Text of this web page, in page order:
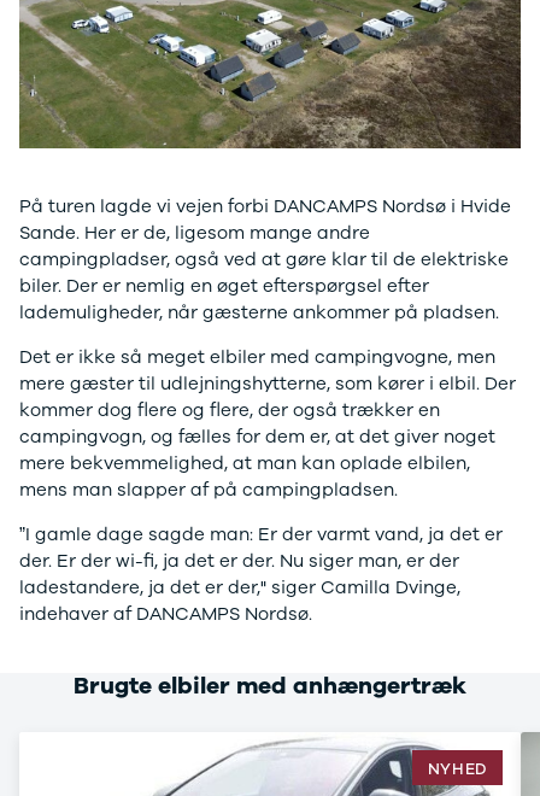
Sport
Lexus
Se alle Lexus
CT200h
Mazda
Se alle
Elbil
CX-5
CX-30
CX-3
2
6
MX-30
MX-5
CX-60
Mercedes
Se alle
Elbil
A-klasse
A180 d
A200
B180 d
B200 d
C-klasse
På turen lagde vi vejen forbi DANCAMPS Nordsø i Hvide
Sande. Her er de, ligesom mange andre
campingpladser, også ved at gøre klar til de elektriske
biler. Der er nemlig en øget efterspørgsel efter
lademuligheder, når gæsterne ankommer på pladsen.
Det er ikke så meget elbiler med campingvogne, men
mere gæster til udlejningshytterne, som kører i elbil. Der
kommer dog flere og flere, der også trækker en
campingvogn, og fælles for dem er, at det giver noget
mere bekvemmelighed, at man kan oplade elbilen,
mens man slapper af på campingpladsen.
”I gamle dage sagde man: Er der varmt vand, ja det er
der. Er der wi-fi, ja det er der. Nu siger man, er der
ladestandere, ja det er der," siger Camilla Dvinge,
indehaver af DANCAMPS Nordsø.
Brugte elbiler med anhængertræk
NYHED